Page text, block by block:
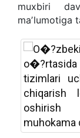
muxbiri
maʼlumotiga